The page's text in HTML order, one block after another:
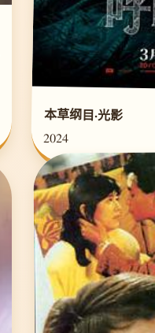
本草纲目·光影
2024